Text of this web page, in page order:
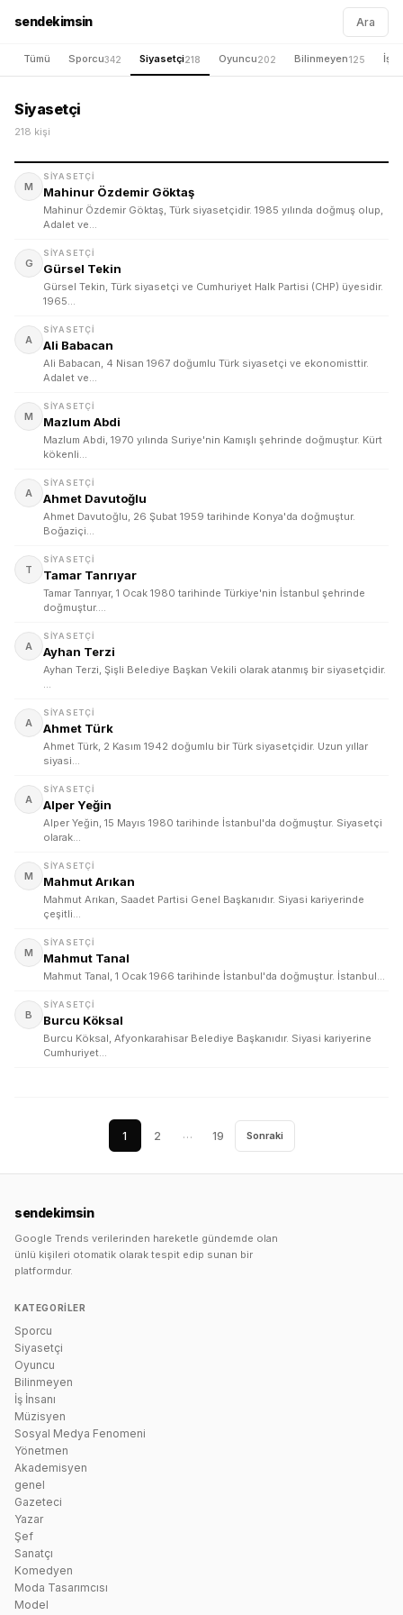
sendekimsin Ara
Tümü Sporcu342 Siyasetçi218 Oyuncu202 Bilinmeyen125 İş
Siyasetçi
218 kişi
M
SIYASETÇI
Mahinur Özdemir Göktaş
Mahinur Özdemir Göktaş, Türk siyasetçidir. 1985 yılında doğmuş olup,
Adalet ve…
G
SIYASETÇI
Gürsel Tekin
Gürsel Tekin, Türk siyasetçi ve Cumhuriyet Halk Partisi (CHP) üyesidir.
1965…
A
SIYASETÇI
Ali Babacan
Ali Babacan, 4 Nisan 1967 doğumlu Türk siyasetçi ve ekonomisttir.
Adalet ve…
M
SIYASETÇI
Mazlum Abdi
Mazlum Abdi, 1970 yılında Suriye'nin Kamışlı şehrinde doğmuştur. Kürt
kökenli…
A
SIYASETÇI
Ahmet Davutoğlu
Ahmet Davutoğlu, 26 Şubat 1959 tarihinde Konya'da doğmuştur.
Boğaziçi…
T
SIYASETÇI
Tamar Tanrıyar
Tamar Tanrıyar, 1 Ocak 1980 tarihinde Türkiye'nin İstanbul şehrinde
doğmuştur.…
A
SIYASETÇI
Ayhan Terzi
Ayhan Terzi, Şişli Belediye Başkan Vekili olarak atanmış bir siyasetçidir.
…
A
SIYASETÇI
Ahmet Türk
Ahmet Türk, 2 Kasım 1942 doğumlu bir Türk siyasetçidir. Uzun yıllar
siyasi…
A
SIYASETÇI
Alper Yeğin
Alper Yeğin, 15 Mayıs 1980 tarihinde İstanbul'da doğmuştur. Siyasetçi
olarak…
M
SIYASETÇI
Mahmut Arıkan
Mahmut Arıkan, Saadet Partisi Genel Başkanıdır. Siyasi kariyerinde
çeşitli…
M
SIYASETÇI
Mahmut Tanal
Mahmut Tanal, 1 Ocak 1966 tarihinde İstanbul'da doğmuştur. İstanbul…
B
SIYASETÇI
Burcu Köksal
Burcu Köksal, Afyonkarahisar Belediye Başkanıdır. Siyasi kariyerine
Cumhuriyet…
1 2 … 19 Sonraki
sendekimsin
Google Trends verilerinden hareketle gündemde olan
ünlü kişileri otomatik olarak tespit edip sunan bir
platformdur.
KATEGORILER
Sporcu
Siyasetçi
Oyuncu
Bilinmeyen
İş İnsanı
Müzisyen
Sosyal Medya Fenomeni
Yönetmen
Akademisyen
genel
Gazeteci
Yazar
Şef
Sanatçı
Komedyen
Moda Tasarımcısı
Model